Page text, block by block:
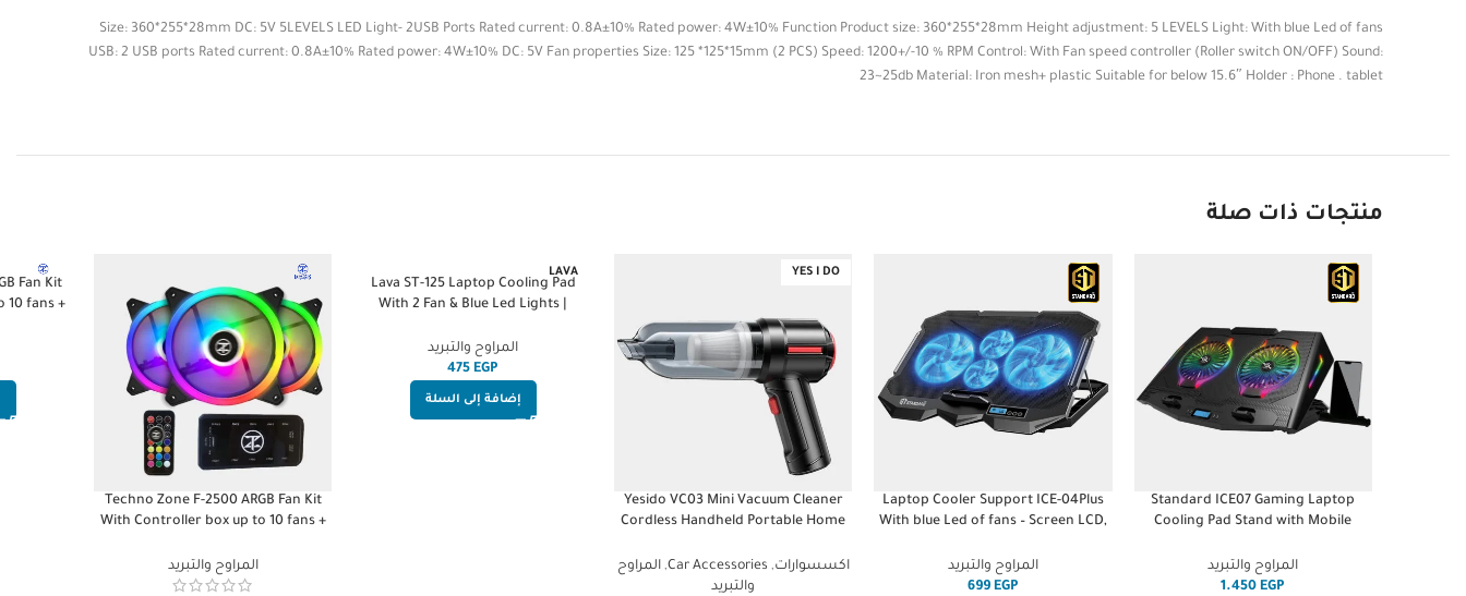
Size: 360*255*28mm DC: 5V 5LEVELS LED Light- 2USB Ports Rated current: 0.8A±10% Rated power: 4W±10% Function Product size: 360*255*28mm Height adjustment: 5 LEVELS Light: With blue Led of fans
USB: 2 USB ports Rated current: 0.8A±10% Rated power: 4W±10% DC: 5V Fan properties Size: 125 *125*15mm (2 PCS) Speed: 1200+/-10 % RPM Control: With Fan speed controller (Roller switch ON/OFF) Sound:
23~25db Material: Iron mesh+ plastic Suitable for below 15.6″ Holder : Phone . tablet
منتجات ذات صلة
Standard ICE07 Gaming Laptop
Cooling Pad Stand with Mobile
Screen – 2*USB – Suitable for 12-17
inch laptops
المراوح والتبريد
EGP
Laptop Cooler Support ICE-04Plus
With blue Led of fans – Screen LCD,
28mm)
المراوح والتبريد
EGP
YES I DO
Yesido VC03 Mini Vacuum Cleaner
Cordless Handheld Portable Home
Cleaning Toolاكسسوارات,
Car Accessories
,المراوح
والتبريد
LAVA
Lava ST-125 Laptop Cooling Pad
With 2 Fan & Blue Led Lights |
المراوح والتبريد
EGP
إضافة إلى السلة
Techno Zone F-2500 ARGB Fan Kit
With Controller box up to 10 fans +
المراوح والتبريد
Fan Kit
10 fans +